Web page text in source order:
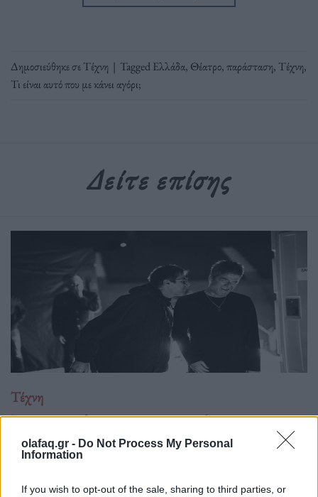
olafaq.gr - Do Not Process My Personal
Information
If you wish to opt-out of the sale, sharing to third parties, or
Δημοσιεύθηκε σεΤέχνη | TaggedΕλλάδα, Θέατρο,παράσταση, Τέχνη,
Τι είναι αυτό που με κάνει αγόρι;
Δείτε επίσης
Τέχνη
Το Disney δίνει teaser για το documentary
“Don’t Look Back in Anger” των Oasis